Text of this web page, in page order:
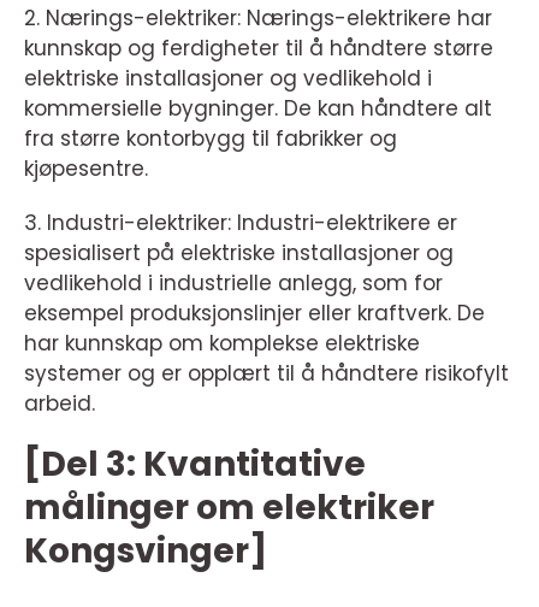
2. Nærings-elektriker: Nærings-elektrikere har
kunnskap og ferdigheter til å håndtere større
elektriske installasjoner og vedlikehold i
kommersielle bygninger. De kan håndtere alt
fra større kontorbygg til fabrikker og
kjøpesentre.
3. Industri-elektriker: Industri-elektrikere er
spesialisert på elektriske installasjoner og
vedlikehold i industrielle anlegg, som for
eksempel produksjonslinjer eller kraftverk. De
har kunnskap om komplekse elektriske
systemer og er opplært til å håndtere risikofylt
arbeid.
[Del 3: Kvantitative
målinger om elektriker
Kongsvinger]